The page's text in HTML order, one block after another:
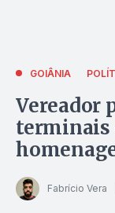
GOIÂNIA
Vereador
terminais
Fabrício Vera